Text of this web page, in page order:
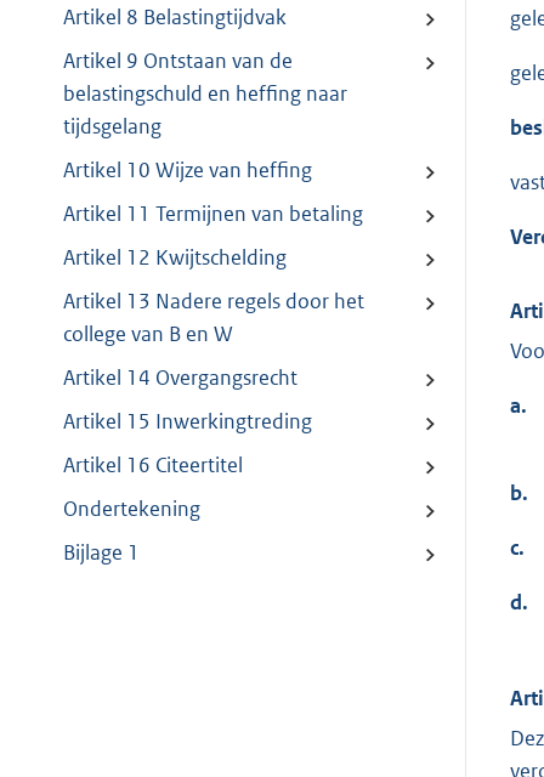
Artikel 8 Belastingtijdvak
Artikel 9 Ontstaan van de
belastingschuld en heffing naar
tijdsgelang
Artikel 10 Wijze van heffing
Artikel 11 Termijnen van betaling
Artikel 12 Kwijtschelding
Artikel 13 Nadere regels door het
college van B en W
Artikel 14 Overgangsrecht
Artikel 15 Inwerkingtreding
Artikel 16 Citeertitel
Ondertekening
Bijlage 1
a.
b.
c.
d.